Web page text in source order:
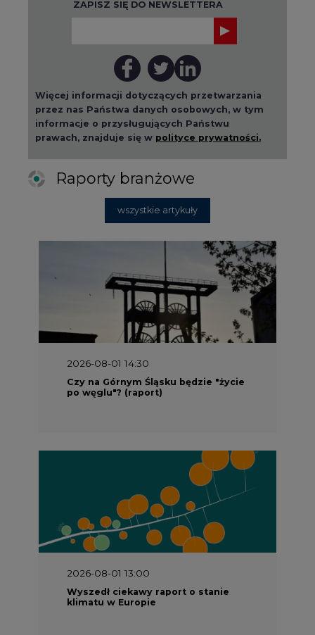
ZAPISZ SIĘ DO NEWSLETTERA
Więcej informacji dotyczących przetwarzania
przez nas Państwa danych osobowych, w tym
informacje o przysługujących Państwu
prawach, znajduje się w polityce prywatności.
Raporty branżowe
wszystkie artykuły
2026-08-01 14:30
Czy na Górnym Śląsku będzie "życie
po węglu"? (raport)
2026-08-01 13:00
Wyszedł ciekawy raport o stanie
klimatu w Europie